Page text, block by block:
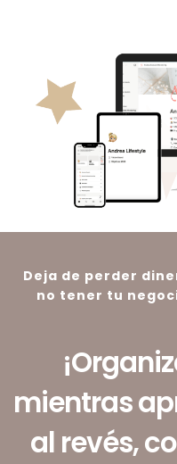
Deja de perder
no tener tu
mientras
al revés,